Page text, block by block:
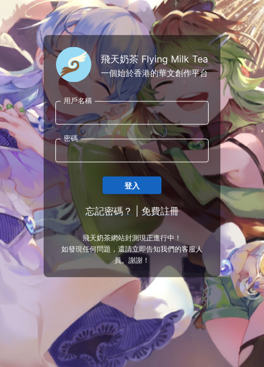
飛天奶茶 Flying Milk Tea
一個始於香港的華文創作平台
用戶名稱
密碼
登入
忘記密碼？ 免費註冊
飛天奶茶網站封測現正進行中！
如發現任何問題，還請立即告知我們的客服人
員。謝謝！